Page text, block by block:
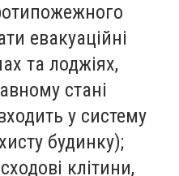
евакуаційні
та лоджіях,
стані
у систему
будинку);
клітини,